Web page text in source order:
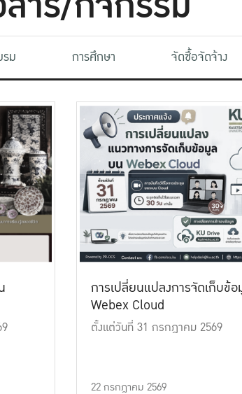
ม การศึกษา จัดซื้อจัดจ้าง
การเปลี่ยนแปลงการจัดเก็บข้
Webex Cloud
ตั้งแต่วันที่ 31 กรกฎาคม 2569
22 กรกฎาคม 2569